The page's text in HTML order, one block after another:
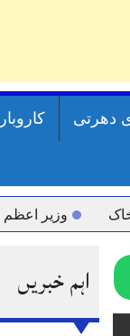
دھرتی کاروبار
وزیر اعظم شہباز
اہم خبریں